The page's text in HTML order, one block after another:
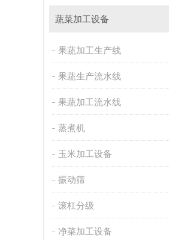
蔬菜加工设备
果蔬加工生产线
果蔬生产流水线
果蔬加工流水线
蒸煮机
玉米加工设备
振动筛
滚杠分级
净菜加工设备